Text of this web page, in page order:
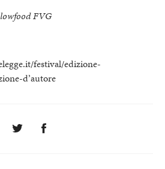
FVG
festival/edizione-
d’autore